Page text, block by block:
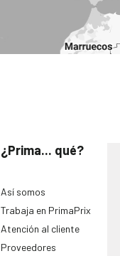
¿Prima... qué?
Así somos
Trabaja en PrimaPrix
Atención al cliente
Proveedores